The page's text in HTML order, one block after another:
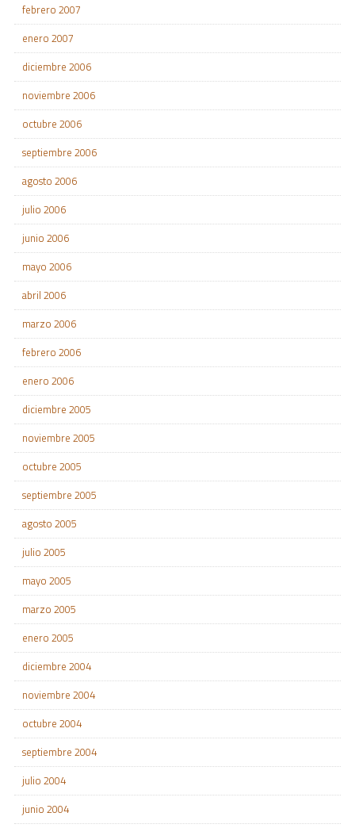
febrero 2007
enero 2007
diciembre 2006
noviembre 2006
octubre 2006
septiembre 2006
agosto 2006
julio 2006
junio 2006
mayo 2006
abril 2006
marzo 2006
febrero 2006
enero 2006
diciembre 2005
noviembre 2005
octubre 2005
septiembre 2005
agosto 2005
julio 2005
mayo 2005
marzo 2005
enero 2005
diciembre 2004
noviembre 2004
octubre 2004
septiembre 2004
julio 2004
junio 2004